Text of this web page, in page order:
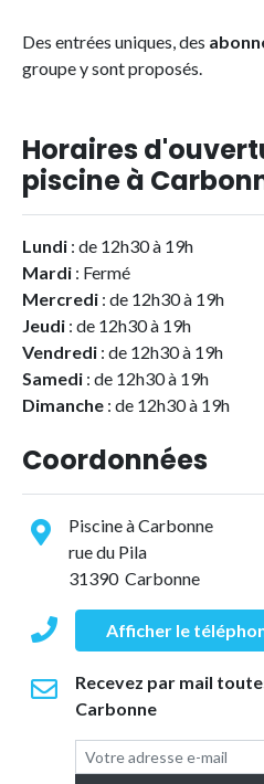
Des entrées uniques, des
groupe y sont proposés.
Horaires
piscine à
Lundi : de 12h30 à 19h
Mardi : Fermé
Mercredi : de 12h30 à 19h
Jeudi : de 12h30 à 19h
Vendredi : de 12h30 à 19h
Samedi : de 12h30 à 19h
Dimanche : de 12h30 à 19h
Coordonnées
Piscine à Carbonne
rue du Pila
31390 Carbonne
Afficher le
Recevez par mail
Carbonne